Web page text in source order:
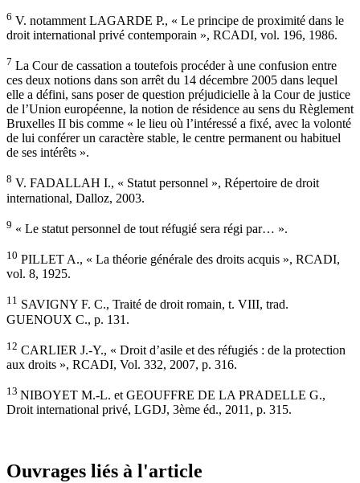
6 V. notamment LAGARDE P., « Le principe de proximité dans le
droit international privé contemporain », RCADI, vol. 196, 1986.
7 La Cour de cassation a toutefois procéder à une confusion entre
ces deux notions dans son arrêt du 14 décembre 2005 dans lequel
elle a défini, sans poser de question préjudicielle à la Cour de justice
de l’Union européenne, la notion de résidence au sens du Règlement
Bruxelles II bis comme « le lieu où l’intéressé a fixé, avec la volonté
de lui conférer un caractère stable, le centre permanent ou habituel
de ses intérêts ».
8 V. FADALLAH I., « Statut personnel », Répertoire de droit
international, Dalloz, 2003.
9 « Le statut personnel de tout réfugié sera régi par… ».
10 PILLET A., « La théorie générale des droits acquis », RCADI,
vol. 8, 1925.
11 SAVIGNY F. C., Traité de droit romain, t. VIII, trad.
GUENOUX C., p. 131.
12 CARLIER J.-Y., « Droit d’asile et des réfugiés : de la protection
aux droits », RCADI, Vol. 332, 2007, p. 316.
13 NIBOYET M.-L. et GEOUFFRE DE LA PRADELLE G.,
Droit international privé, LGDJ, 3ème éd., 2011, p. 315.
Ouvrages liés à l'article